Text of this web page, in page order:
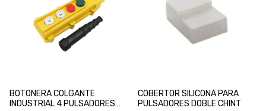
BOTONERA COLGANTE
INDUSTRIAL 4 PULSADORES
COBERTOR SILICONA PARA
PULSADORES DOBLE CHINT